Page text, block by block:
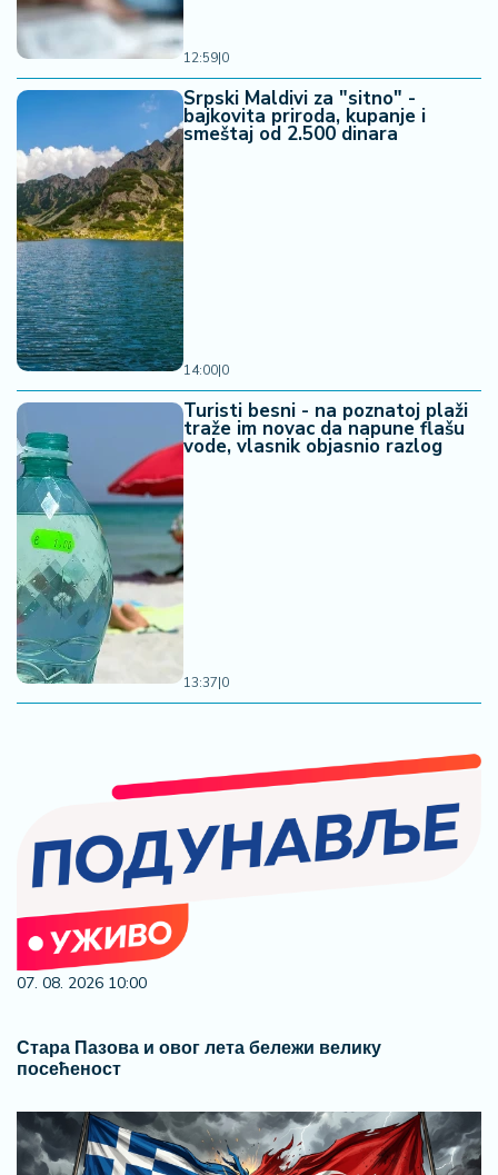
12:59|0
Srpski Maldivi za "sitno" -
bajkovita priroda, kupanje i
smeštaj od 2.500 dinara
14:00|0
Turisti besni - na poznatoj plaži
traže im novac da napune flašu
vode, vlasnik objasnio razlog
13:37|0
03. 08. 2026 07:31
25.000 kupaca već kupuje uz PerSu Extra. A ti? Saznaj
više